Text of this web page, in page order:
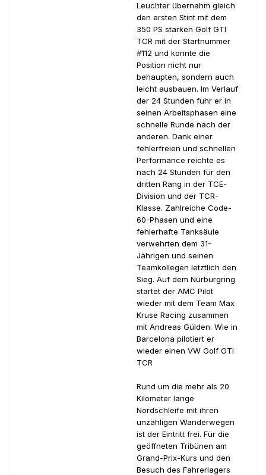
Leuchter übernahm gleich
den ersten Stint mit dem
350 PS starken Golf GTI
TCR mit der Startnummer
#112 und konnte die
Position nicht nur
behaupten, sondern auch
leicht ausbauen. Im Verlauf
der 24 Stunden fuhr er in
seinen Arbeitsphasen eine
schnelle Runde nach der
anderen. Dank einer
fehlerfreien und schnellen
Performance reichte es
nach 24 Stunden für den
dritten Rang in der TCE-
Division und der TCR-
Klasse. Zahlreiche Code-
60-Phasen und eine
fehlerhafte Tanksäule
verwehrten dem 31-
Jährigen und seinen
Teamkollegen letztlich den
Sieg. Auf dem Nürburgring
startet der AMC Pilot
wieder mit dem Team Max
Kruse Racing zusammen
mit Andreas Gülden. Wie in
Barcelona pilotiert er
wieder einen VW Golf GTI
TCR
Rund um die mehr als 20
Kilometer lange
Nordschleife mit ihren
unzähligen Wanderwegen
ist der Eintritt frei. Für die
geöffneten Tribünen am
Grand-Prix-Kurs und den
Besuch des Fahrerlagers